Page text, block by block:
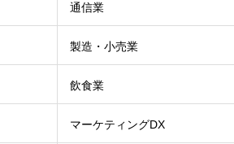
通信業
製造・小売業
飲食業
マーケティングDX